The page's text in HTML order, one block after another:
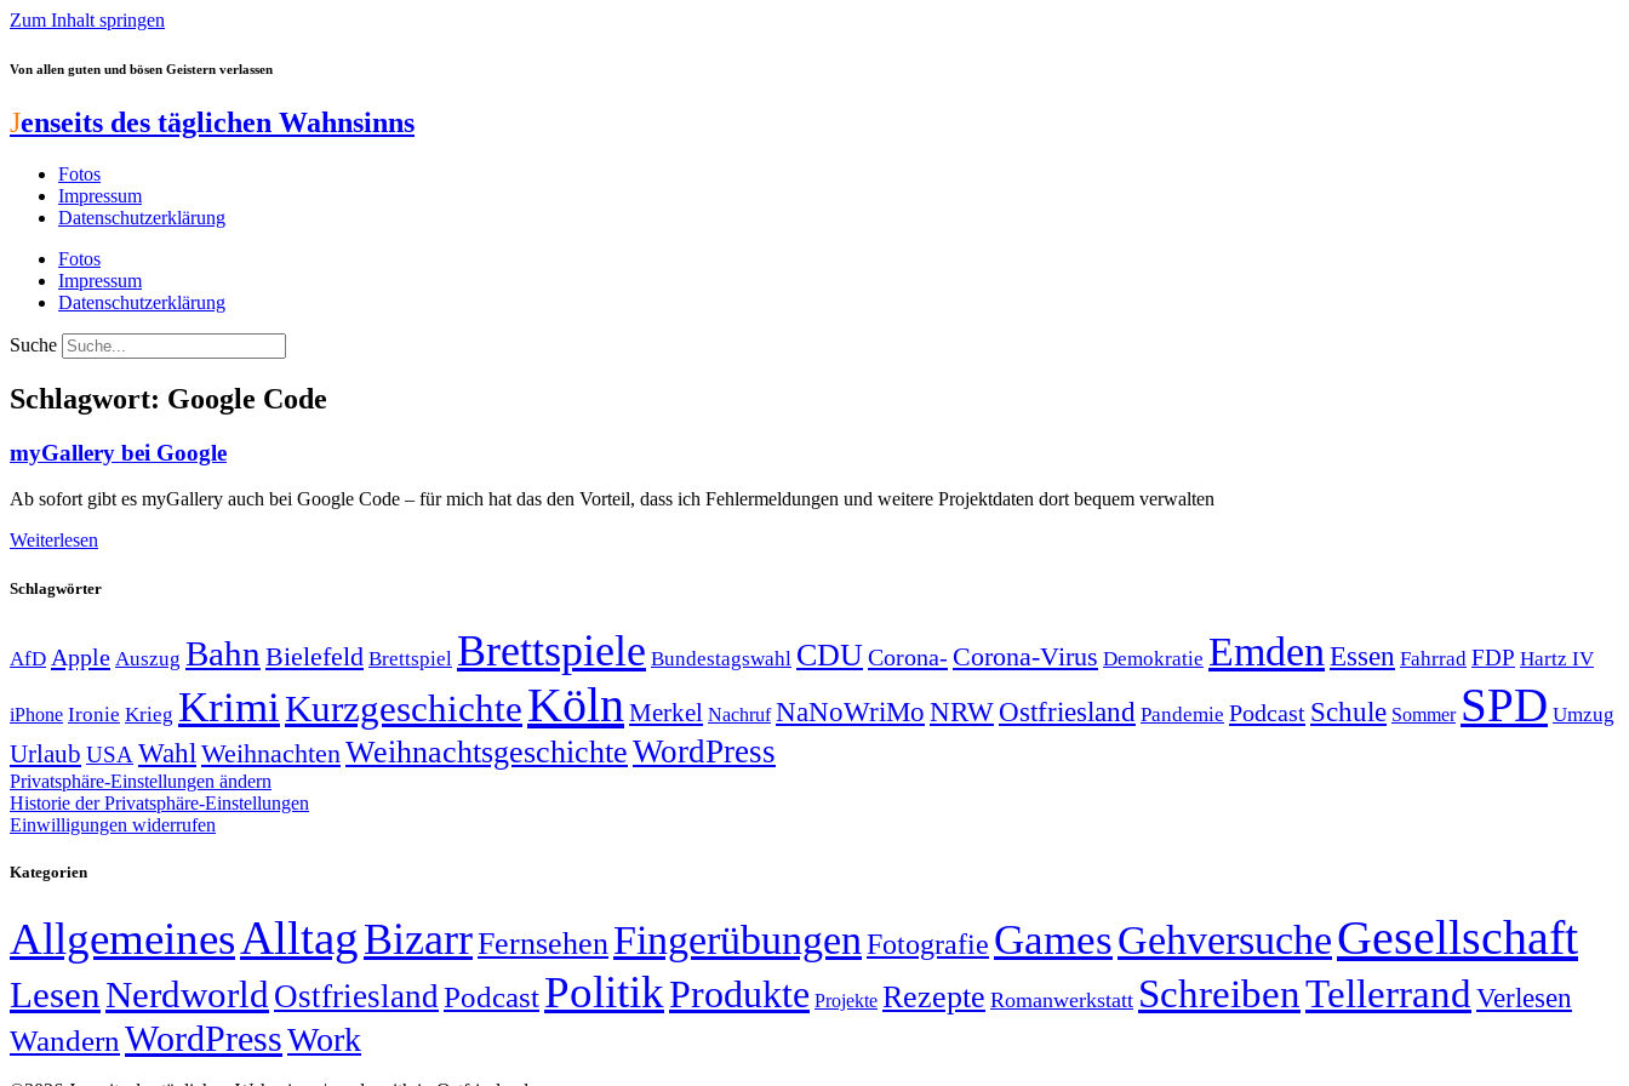
Zum Inhalt springen
Von allen guten und bösen Geistern verlassen
Jenseits des täglichen Wahnsinns
Fotos
Impressum
Datenschutzerklärung
Fotos
Impressum
Datenschutzerklärung
Suche
Schlagwort: Google Code
myGallery bei Google
Ab sofort gibt es myGallery auch bei Google Code – für mich hat das den Vorteil, dass ich Fehlermeldungen und weitere Projektdaten dort bequem verwalten
Weiterlesen
Schlagwörter
AfD Apple Auszug Bahn Bielefeld Brettspiel Brettspiele Bundestagswahl CDUCorona- Corona-Virus Demokratie Emden Essen Fahrrad FDP Hartz IV
iPhone Ironie Krieg Krimi KurzgeschichteKöln Merkel Nachruf NaNoWriMo NRWOstfriesland Pandemie Podcast Schule Sommer SPD Umzug
Urlaub USA Wahl Weihnachten WeihnachtsgeschichteWordPress
Privatsphäre-Einstellungen ändern
Historie der Privatsphäre-Einstellungen
Einwilligungen widerrufen
Kategorien
AllgemeinesAlltagBizarrFernsehenFingerübungen Fotografie GamesGehversucheGesellschaft
LesenNerdworld OstfrieslandPodcastPolitikProdukte Projekte Rezepte Romanwerkstatt SchreibenTellerrand Verlesen
Wandern WordPressWork